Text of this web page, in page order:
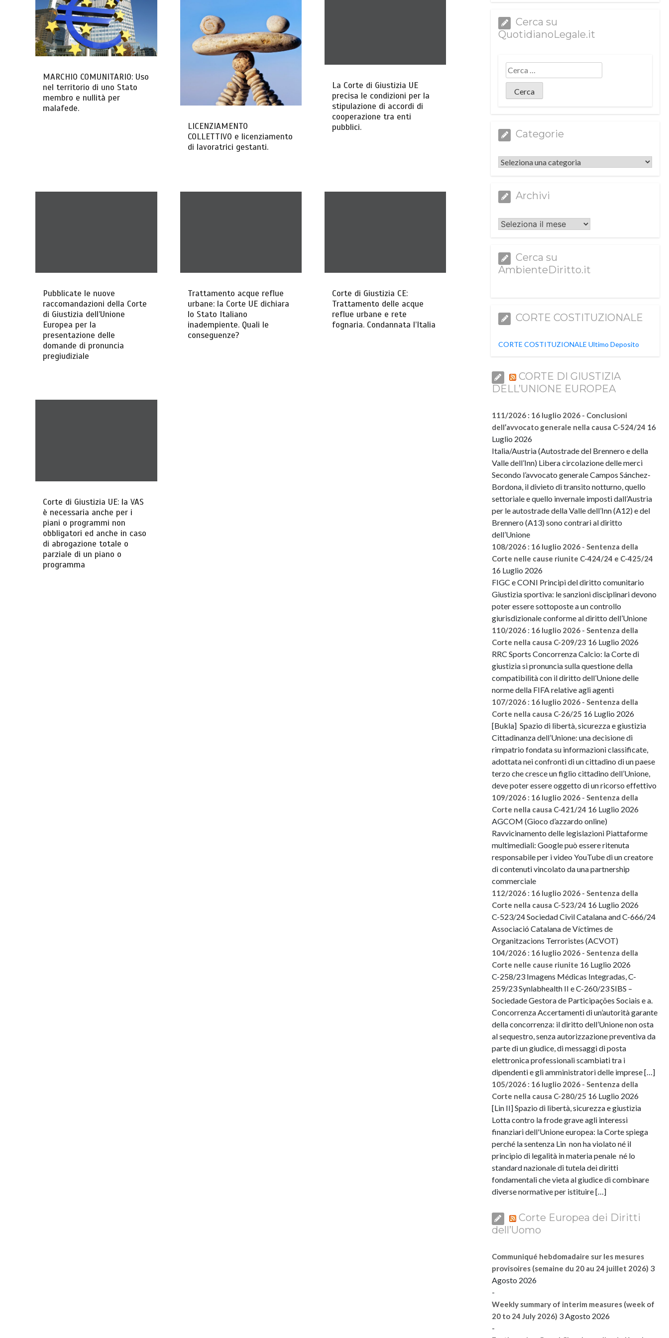
MARCHIO COMUNITARIO: Uso
nel territorio di uno Stato
membro e nullità per
malafede.
LICENZIAMENTO
COLLETTIVO e licenziamento
di lavoratrici gestanti.
La Corte di Giustizia UE
precisa le condizioni per la
stipulazione di accordi di
cooperazione tra enti
pubblici.
Pubblicate le nuove
raccomandazioni della Corte
di Giustizia dell’Unione
Europea per la
presentazione delle
domande di pronuncia
pregiudiziale
Trattamento acque reflue
urbane: la Corte UE dichiara
lo Stato Italiano
inadempiente. Quali le
conseguenze?
Corte di Giustizia CE:
Trattamento delle acque
reflue urbane e rete
fognaria. Condannata l’Italia
Corte di Giustizia UE: la VAS
è necessaria anche per i
piani o programmi non
obbligatori ed anche in caso
di abrogazione totale o
parziale di un piano o
programma
Cerca su
QuotidianoLegale.it
Categorie
Categorie
Archivi
Archivi
Cerca su
AmbienteDiritto.it
CORTE COSTITUZIONALE
CORTE COSTITUZIONALE Ultimo Deposito
CORTE DI GIUSTIZIA
DELL’UNIONE EUROPEA
111/2026 : 16 luglio 2026 - Conclusioni
dell’avvocato generale nella causa C-524/24 16
Luglio 2026
Italia/Austria (Autostrade del Brennero e della
Valle dell’Inn) Libera circolazione delle merci
Secondo l’avvocato generale Campos Sánchez-
Bordona, il divieto di transito notturno, quello
settoriale e quello invernale imposti dall’Austria
per le autostrade della Valle dell’Inn (A12) e del
Brennero (A13) sono contrari al diritto
dell’Unione
108/2026 : 16 luglio 2026 - Sentenza della
Corte nelle cause riunite C-424/24 e C-425/24
16 Luglio 2026
FIGC e CONI Principi del diritto comunitario
Giustizia sportiva: le sanzioni disciplinari devono
poter essere sottoposte a un controllo
giurisdizionale conforme al diritto dell’Unione
110/2026 : 16 luglio 2026 - Sentenza della
Corte nella causa C-209/23 16 Luglio 2026
RRC Sports Concorrenza Calcio: la Corte di
giustizia si pronuncia sulla questione della
compatibilità con il diritto dell’Unione delle
norme della FIFA relative agli agenti
107/2026 : 16 luglio 2026 - Sentenza della
Corte nella causa C-26/25 16 Luglio 2026
[Bukla] Spazio di libertà, sicurezza e giustizia
Cittadinanza dell’Unione: una decisione di
rimpatrio fondata su informazioni classificate,
adottata nei confronti di un cittadino di un paese
terzo che cresce un figlio cittadino dell’Unione,
deve poter essere oggetto di un ricorso effettivo
109/2026 : 16 luglio 2026 - Sentenza della
Corte nella causa C-421/24 16 Luglio 2026
AGCOM (Gioco d’azzardo online)
Ravvicinamento delle legislazioni Piattaforme
multimediali: Google può essere ritenuta
responsabile per i video YouTube di un creatore
di contenuti vincolato da una partnership
commerciale
112/2026 : 16 luglio 2026 - Sentenza della
Corte nella causa C-523/24 16 Luglio 2026
C-523/24 Sociedad Civil Catalana and C-666/24
Associació Catalana de Víctimes de
Organitzacions Terroristes (ACVOT)
104/2026 : 16 luglio 2026 - Sentenza della
Corte nelle cause riunite 16 Luglio 2026
C-258/23 Imagens Médicas Integradas, C-
259/23 Synlabhealth II e C-260/23 SIBS –
Sociedade Gestora de Participações Sociais e a.
Concorrenza Accertamenti di un’autorità garante
della concorrenza: il diritto dell’Unione non osta
al sequestro, senza autorizzazione preventiva da
parte di un giudice, di messaggi di posta
elettronica professionali scambiati tra i
dipendenti e gli amministratori delle imprese […]
105/2026 : 16 luglio 2026 - Sentenza della
Corte nella causa C-280/25 16 Luglio 2026
[Lin II] Spazio di libertà, sicurezza e giustizia
Lotta contro la frode grave agli interessi
finanziari dell'Unione europea: la Corte spiega
perché la sentenza Lin non ha violato né il
principio di legalità in materia penale né lo
standard nazionale di tutela dei diritti
fondamentali che vieta al giudice di combinare
diverse normative per istituire […]
Corte Europea dei Diritti
dell’Uomo
Communiqué hebdomadaire sur les mesures
provisoires (semaine du 20 au 24 juillet 2026) 3
Agosto 2026
-
Weekly summary of interim measures (week of
20 to 24 July 2026) 3 Agosto 2026
-